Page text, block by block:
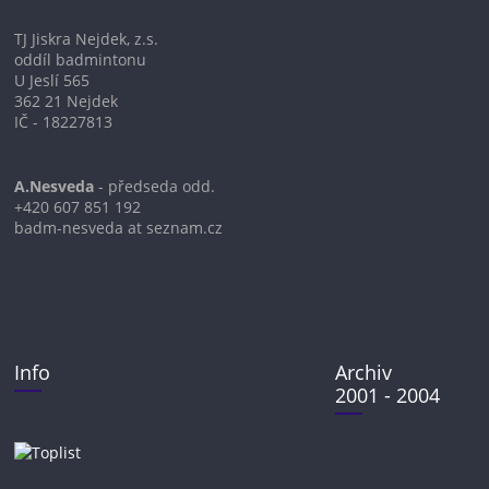
TJ Jiskra Nejdek, z.s.
oddíl badmintonu
U Jeslí 565
362 21 Nejdek
IČ - 18227813
A.Nesveda - předseda odd.
+420 607 851 192
badm-nesveda at seznam.cz
Info
Archiv
2001 - 2004